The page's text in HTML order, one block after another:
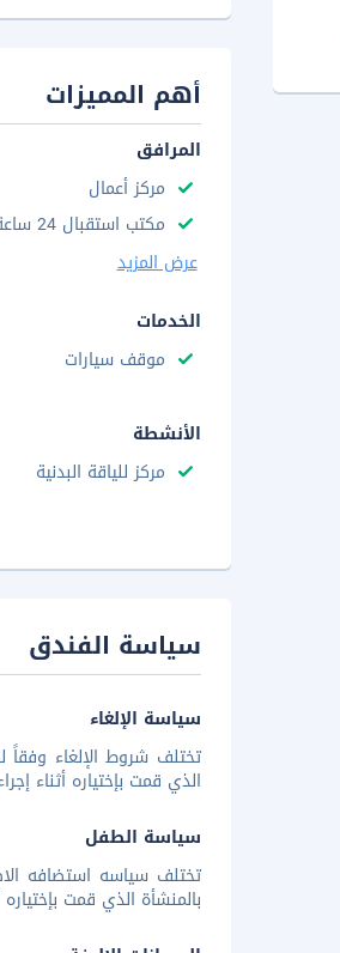
أهم المميزات
المرافق
مركز أعمال
مكتب استقبال 24 ساعة
عرض المزيد
الخدمات
موقف سيارات
الأنشطة
مركز للياقة البدنية
سياسة الفندق
سياسة الإلغاء
تختلف شروط الإلغاء وفقاً
الذي قمت بإختياره أثناء
سياسة الطفل
تختلف سياسه استضافه
بالمنشأة الذي قمت بإختياره